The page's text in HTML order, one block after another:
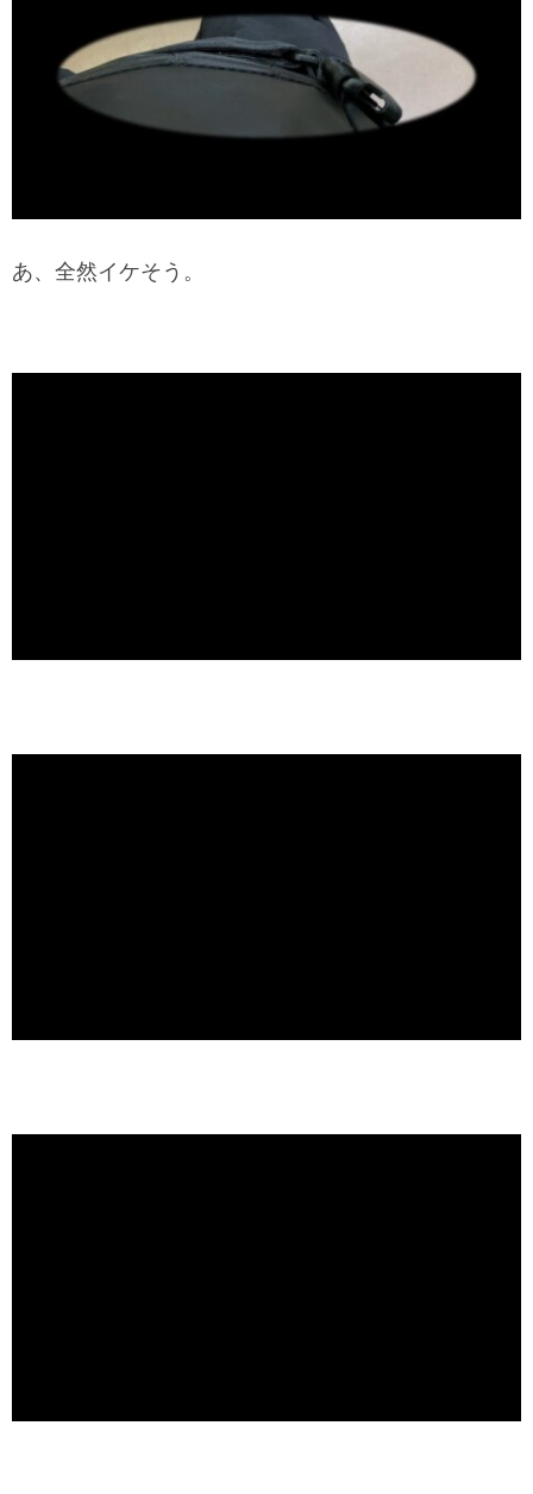
あ、全然イケそう。